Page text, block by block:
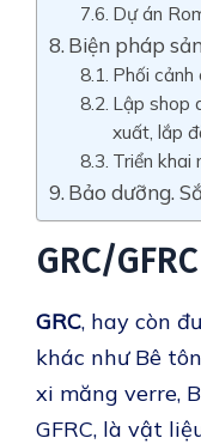
Dự án
Biện pháp
Phối cảnh
Lập shop
xuất, lắp
Triển khai
Bảo dưỡng.
GRC/
GRC, hay còn
khác như Bê
xi măng verre,
GFRC, là vật